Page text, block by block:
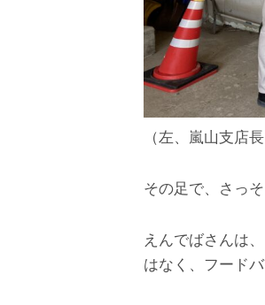
（左、嵐山支店長
その足で、さっ
えんでばさんは
はなく、フード